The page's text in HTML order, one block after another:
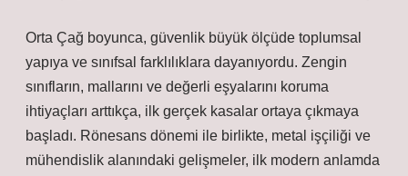
Orta Çağ boyunca, güvenlik büyük ölçüde toplumsal
yapıya ve sınıfsal farklılıklara dayanıyordu. Zengin
sınıfların, mallarını ve değerli eşyalarını koruma
ihtiyaçları arttıkça, ilk gerçek kasalar ortaya çıkmaya
başladı. Rönesans dönemi ile birlikte, metal işçiliği ve
mühendislik alanındaki gelişmeler, ilk modern anlamda